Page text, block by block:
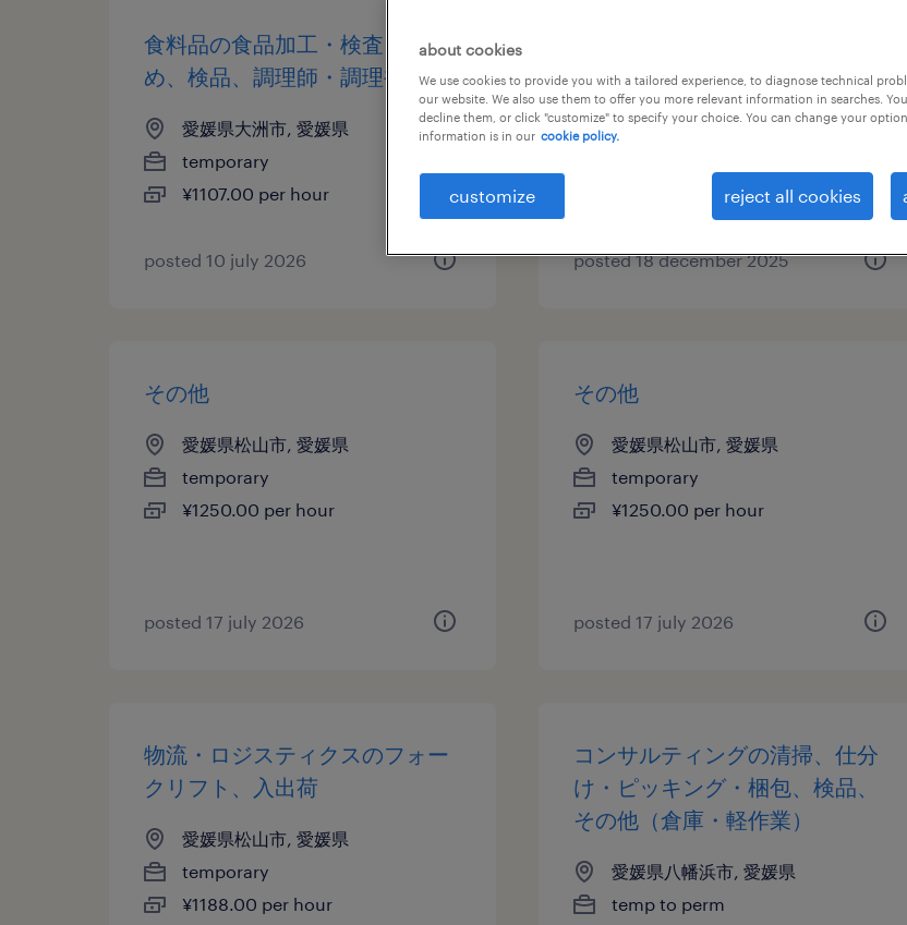
食料品の食品加工・検査・袋詰
め、検品、調理師・調理補助
愛媛県大洲市, 愛媛県
temporary
¥1107.00 per hour
posted 10 july 2026
め、検品
愛媛県大洲市, 愛媛県
¥1107.00 per hour
posted 18 december 2025
その他
愛媛県松山市, 愛媛県
temporary
¥1250.00 per hour
posted 17 july 2026
その他
愛媛県松山市, 愛媛県
temporary
¥1250.00 per hour
posted 17 july 2026
物流・ロジスティクスのフォー
クリフト、入出荷
愛媛県松山市, 愛媛県
temporary
¥1188.00 per hour
コンサルティングの清掃、仕分
け・ピッキング・梱包、検品、
その他（倉庫・軽作業）
愛媛県八幡浜市, 愛媛県
temp to perm
about cookies
We use cookies to provide you with a tailored experience, to diagnose technical
our website. We also use them to offer you more relevant information in searches.
decline them, or click "customize" to specify your choice. You can change your
information is in our cookie policy.
customize reject all cookies